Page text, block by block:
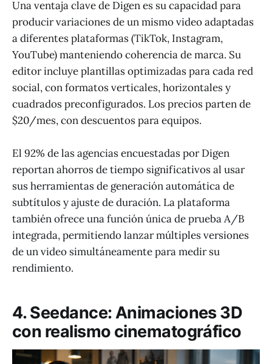
Una ventaja clave de Digen es su capacidad para
producir variaciones de un mismo video adaptadas
a diferentes plataformas (TikTok, Instagram,
YouTube) manteniendo coherencia de marca. Su
editor incluye plantillas optimizadas para cada red
social, con formatos verticales, horizontales y
cuadrados preconfigurados. Los precios parten de
$20/mes, con descuentos para equipos.
El 92% de las agencias encuestadas por Digen
reportan ahorros de tiempo significativos al usar
sus herramientas de generación automática de
subtítulos y ajuste de duración. La plataforma
también ofrece una función única de prueba A/B
integrada, permitiendo lanzar múltiples versiones
de un video simultáneamente para medir su
rendimiento.
4. Seedance: Animaciones 3D
con realismo cinematográfico